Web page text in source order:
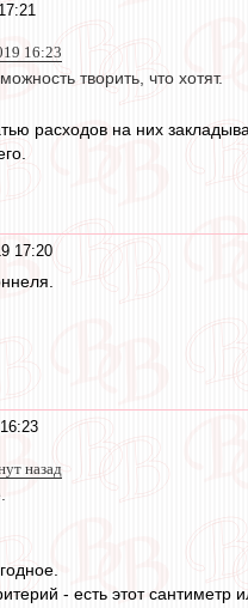
16:23
творить, что хотят.
расходов на них
17:20
назад
- есть этот сантиметр